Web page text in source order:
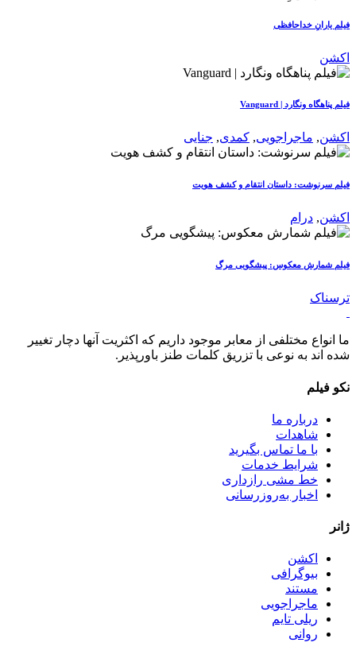
فیلم یارانِ خداحافظی
اکشن
فیلم پناهگاه ونگارد | Vanguard
اکشن, ماجراجویی, کمدی, جنایی
فیلم سرنوشت: داستان انتقام و کشف هویت
اکشن, درام
فیلم شمارش معکوس: پیشگویی مرگ
ترسناک
ما انواع مختلفی از معابر موجود داریم که اکثریت آنها دچار تغییر
شده اند به نوعی با تزریق کلمات طنز باورپذیر.
نکو فیلم
درباره ما
شاهدات
با ما تماس بگیرید
شرایط خدمات
خط مشی رازداری
اخبار به‌روزرسانی
ژانر
اکشن
بیوگرافی
مستند
ماجراجویی
ریلی تایم
روانی